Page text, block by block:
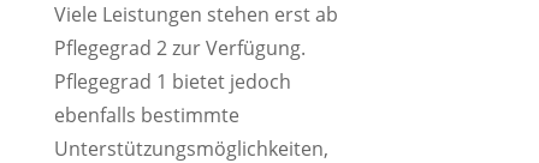
Viele Leistungen stehen erst ab
Pflegegrad 2 zur Verfügung.
Pflegegrad 1 bietet jedoch
ebenfalls bestimmte
Unterstützungsmöglichkeiten,